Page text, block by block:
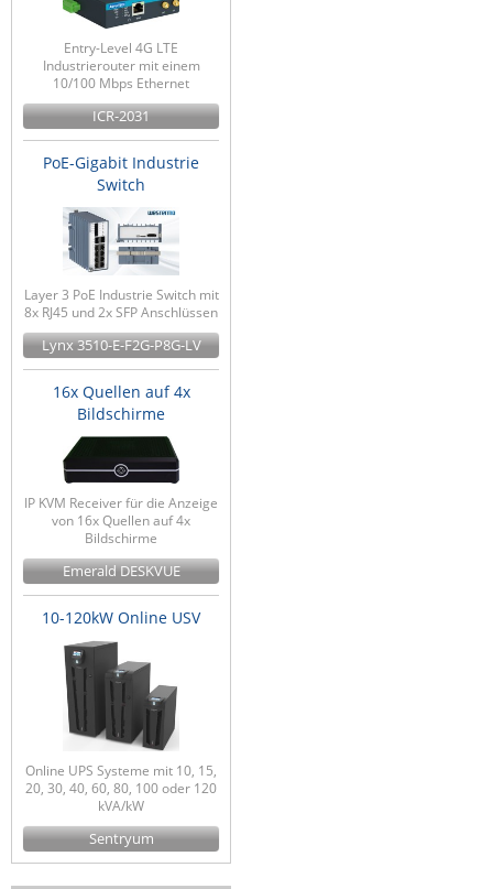
Entry-Level 4G LTE
Industrierouter mit einem
10/100 Mbps Ethernet
ICR-2031
PoE-Gigabit Industrie
Switch
Layer 3 PoE Industrie Switch mit
8x RJ45 und 2x SFP Anschlüssen
Lynx 3510-E-F2G-P8G-LV
16x Quellen auf 4x
Bildschirme
IP KVM Receiver für die Anzeige
von 16x Quellen auf 4x
Bildschirme
Emerald DESKVUE
10-120kW Online USV
Online UPS Systeme mit 10, 15,
20, 30, 40, 60, 80, 100 oder 120
kVA/kW
Sentryum